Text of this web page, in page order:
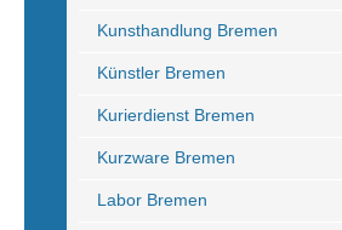
Kunsthandlung Bremen
Künstler Bremen
Kurierdienst Bremen
Kurzware Bremen
Labor Bremen